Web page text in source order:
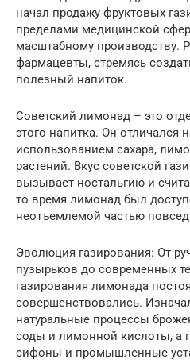
начал продажу фруктовых
пределами медицинской
масштабному производству.
фармацевты, стремясь
полезный напиток.
Советский лимонад – это
этого напитка. Он отличался
использованием сахара,
растений. Вкус советской
вызывает ностальгию и
то время лимонад был
неотъемлемой частью
Эволюция газирования: От
пузырьков до современных
газирования лимонада
совершенствовались.
натуральные процессы
соды и лимонной кислоты, а
сифоны и промышленные